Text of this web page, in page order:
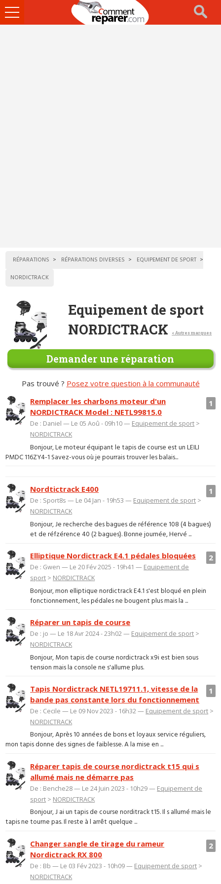
Ouvrir
le
RÉPARATIONS RÉPARATIONS DIVERSES
EQUIPEMENT DE SPORT
NORDICTRACK
Equipement de sport
NORDICTRACK
< Autres marques
Demander une réparation
Pas trouvé ? Posez votre question à la communauté
1
Remplacer les charbons moteur d'un
NORDICTRACK Model : NETL99815.0
De : Daniel — Le 05 Aoû - 09h10 — Equipement de sport >
NORDICTRACK
Bonjour, Le moteur équipant le tapis de course est un LEILI
PMDC 116ZY4-1 Savez-vous où je pourrais trouver les balais...
1
Nordtictrack E400
De : Sport8s — Le 04 Jan - 19h53 — Equipement de sport >
NORDICTRACK
Bonjour, Je recherche des bagues de référence 108 (4 bagues)
et de réfzérence 40 (2 bagues). Bonne journée, Hervé ...
2
Elliptique Nordictrack E4.1 pédales bloquées
De : Gwen — Le 20 Fév 2025 - 19h41 — Equipement de
sport > NORDICTRACK
Bonjour, mon elliptique nordictrack E4.1 s'est bloqué en plein
fonctionnement, les pédales ne bougent plus mais la ...
Réparer un tapis de course
De : jo — Le 18 Avr 2024 - 23h02 — Equipement de sport >
NORDICTRACK
Bonjour, Mon tapis de course nordictrack x9i est bien sous
tension mais la console ne s'allume plus.
1
Tapis Nordictrack NETL19711.1, vitesse de la
bande pas constante lors du fonctionnement
De : Cecile — Le 09 Nov 2023 - 16h32 — Equipement de sport >
NORDICTRACK
Bonjour, Après 10 années de bons et loyaux service réguliers,
mon tapis donne des signes de faiblesse. A la mise en ...
Réparer tapis de course nordictrack t15 qui s
allumé mais ne démarre pas
De : Benche28 — Le 24 Juin 2023 - 10h29 — Equipement de
sport > NORDICTRACK
Bonjour, J ai un tapis de course norditrack t15. Il s allumé mais le
tapis ne tourne pas. Il reste à l arrêt quelque ...
2
Changer sangle de tirage du rameur
Nordictrack RX 800
De : Bb — Le 03 Fév 2023 - 10h09 — Equipement de sport >
NORDICTRACK